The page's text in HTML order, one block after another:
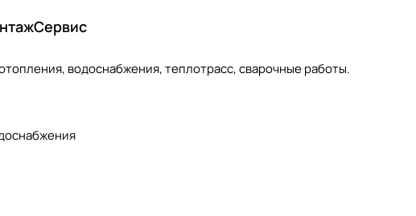
водоснабжения, теплотрасс, сварочные работы.